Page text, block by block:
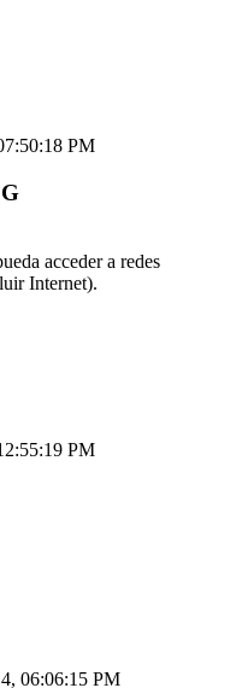
PM
acceder a redes
Internet).
PM
06:06:15 PM